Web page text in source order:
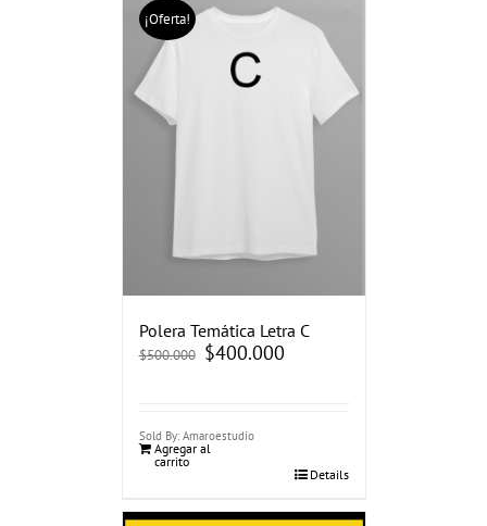
¡Oferta!
Polera Temática Letra C
$500.000 El
precio
$400.000El
precio
Sold By: Amaroestudio
Agregar al
carrito
Details